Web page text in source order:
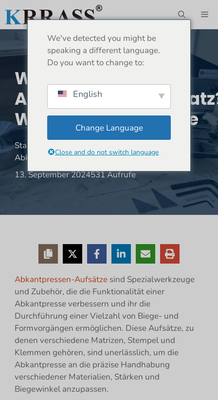
Inhalt
springen
Was Ist Ein
Was Sind Die Vorteile
Standort:
Abkantpressenaufsatz? Was sind die Vorteile
13. September 2024531 Aufrufe
Abkantpressen-Aufsätze sind Spezialwerkzeuge
und Zubehör, die die Funktionalität einer
Abkantpresse verbessern und ihr die
Durchführung einer Vielzahl von Biege- und
Formvorgängen ermöglichen. Diese Aufsätze, zu
denen verschiedene Matrizen, Stempel und
Klemmen gehören, sind unerlässlich, um die
Abkantpresse an die präzise Handhabung
verschiedener Materialien, Stärken und
Biegewinkel anzupassen.
We've detected you might be
speaking a different language.
Do you want to change to:
English
Change Language
Close and do not switch language